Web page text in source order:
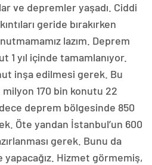
ve depremler yaşadı. Ciddi
geride bırakırken
lazım. Deprem
1 yıl içinde tamamlanıyor.
inşa edilmesi gerek. Bu
milyon 170 bin konutu 22
deprem bölgesinde 850
Öte yandan İstanbul’un 600
gerek. Bunu da
Hizmet görmemiş,